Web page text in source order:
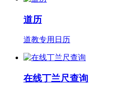
道历
道教专用日历
在线丁兰尺查询